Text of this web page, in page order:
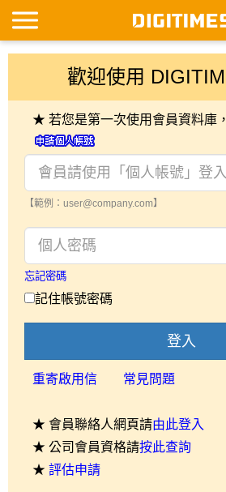
歡迎使用
★ 若您是第一次使用會員資料庫
【範例：user@company.com】
忘記密碼
記住帳號密碼
登入
重寄啟用信 常見問題
★ 會員聯絡人網頁請由此登入
★ 公司會員資格請按此查詢
★ 評估申請